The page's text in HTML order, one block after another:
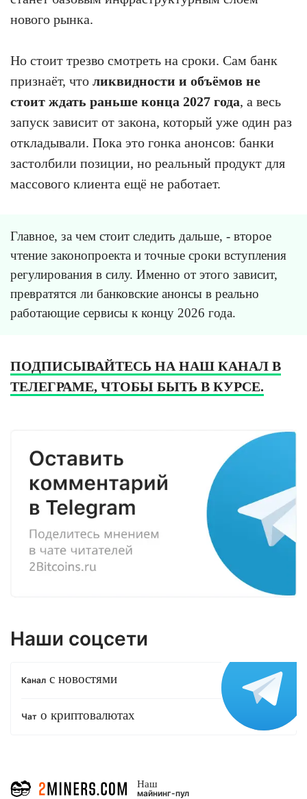
нового рынка.
Но стоит трезво смотреть на сроки. Сам банк
признаёт, что ликвидности и объёмов не
стоит ждать раньше конца 2027 года, а весь
запуск зависит от закона, который уже один раз
откладывали. Пока это гонка анонсов: банки
застолбили позиции, но реальный продукт для
массового клиента ещё не работает.
Главное, за чем стоит следить дальше, - второе
чтение законопроекта и точные сроки вступления
регулирования в силу. Именно от этого зависит,
превратятся ли банковские анонсы в реально
работающие сервисы к концу 2026 года.
ПОДПИСЫВАЙТЕСЬ НА НАШ КАНАЛ В
ТЕЛЕГРАМЕ, ЧТОБЫ БЫТЬ В КУРСЕ.
Наши соцсети
Канал с новостями
Чат о криптовалютах
Наш
майнинг-пул